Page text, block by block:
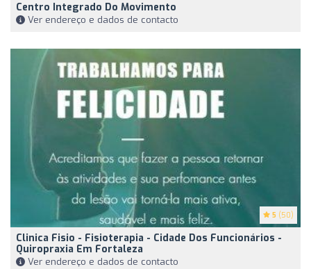
Centro Integrado Do Movimento
Ver endereço e dados de contacto
5 (50)
Clinica Fisio - Fisioterapia - Cidade Dos Funcionários -
Quiropraxia Em Fortaleza
Ver endereço e dados de contacto